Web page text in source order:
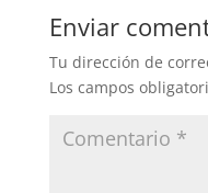
Enviar
Tu dirección de
Los campos